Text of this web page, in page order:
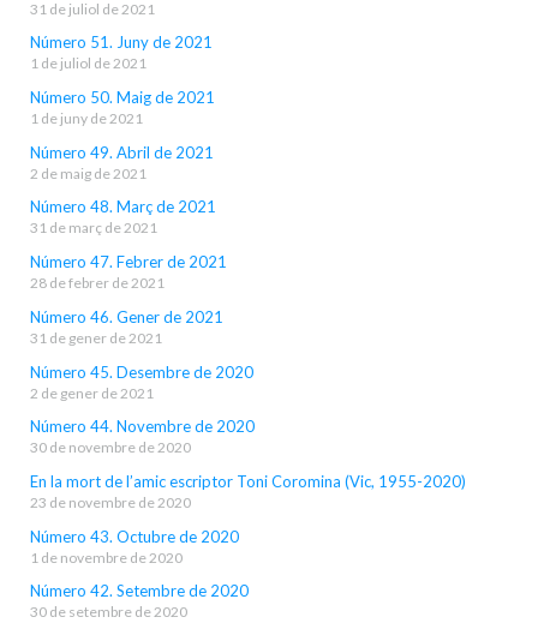
31 de juliol de 2021
Número 51. Juny de 2021
1 de juliol de 2021
Número 50. Maig de 2021
1 de juny de 2021
Número 49. Abril de 2021
2 de maig de 2021
Número 48. Març de 2021
31 de març de 2021
Número 47. Febrer de 2021
28 de febrer de 2021
Número 46. Gener de 2021
31 de gener de 2021
Número 45. Desembre de 2020
2 de gener de 2021
Número 44. Novembre de 2020
30 de novembre de 2020
En la mort de l’amic escriptor Toni Coromina (Vic, 1955-2020)
23 de novembre de 2020
Número 43. Octubre de 2020
1 de novembre de 2020
Número 42. Setembre de 2020
30 de setembre de 2020